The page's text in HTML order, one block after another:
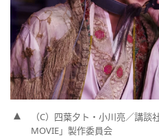
（C）四葉夕ト・小川亮／講談
MOVIE」製作委員会